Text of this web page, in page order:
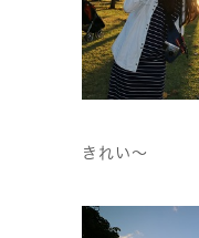
きれい〜